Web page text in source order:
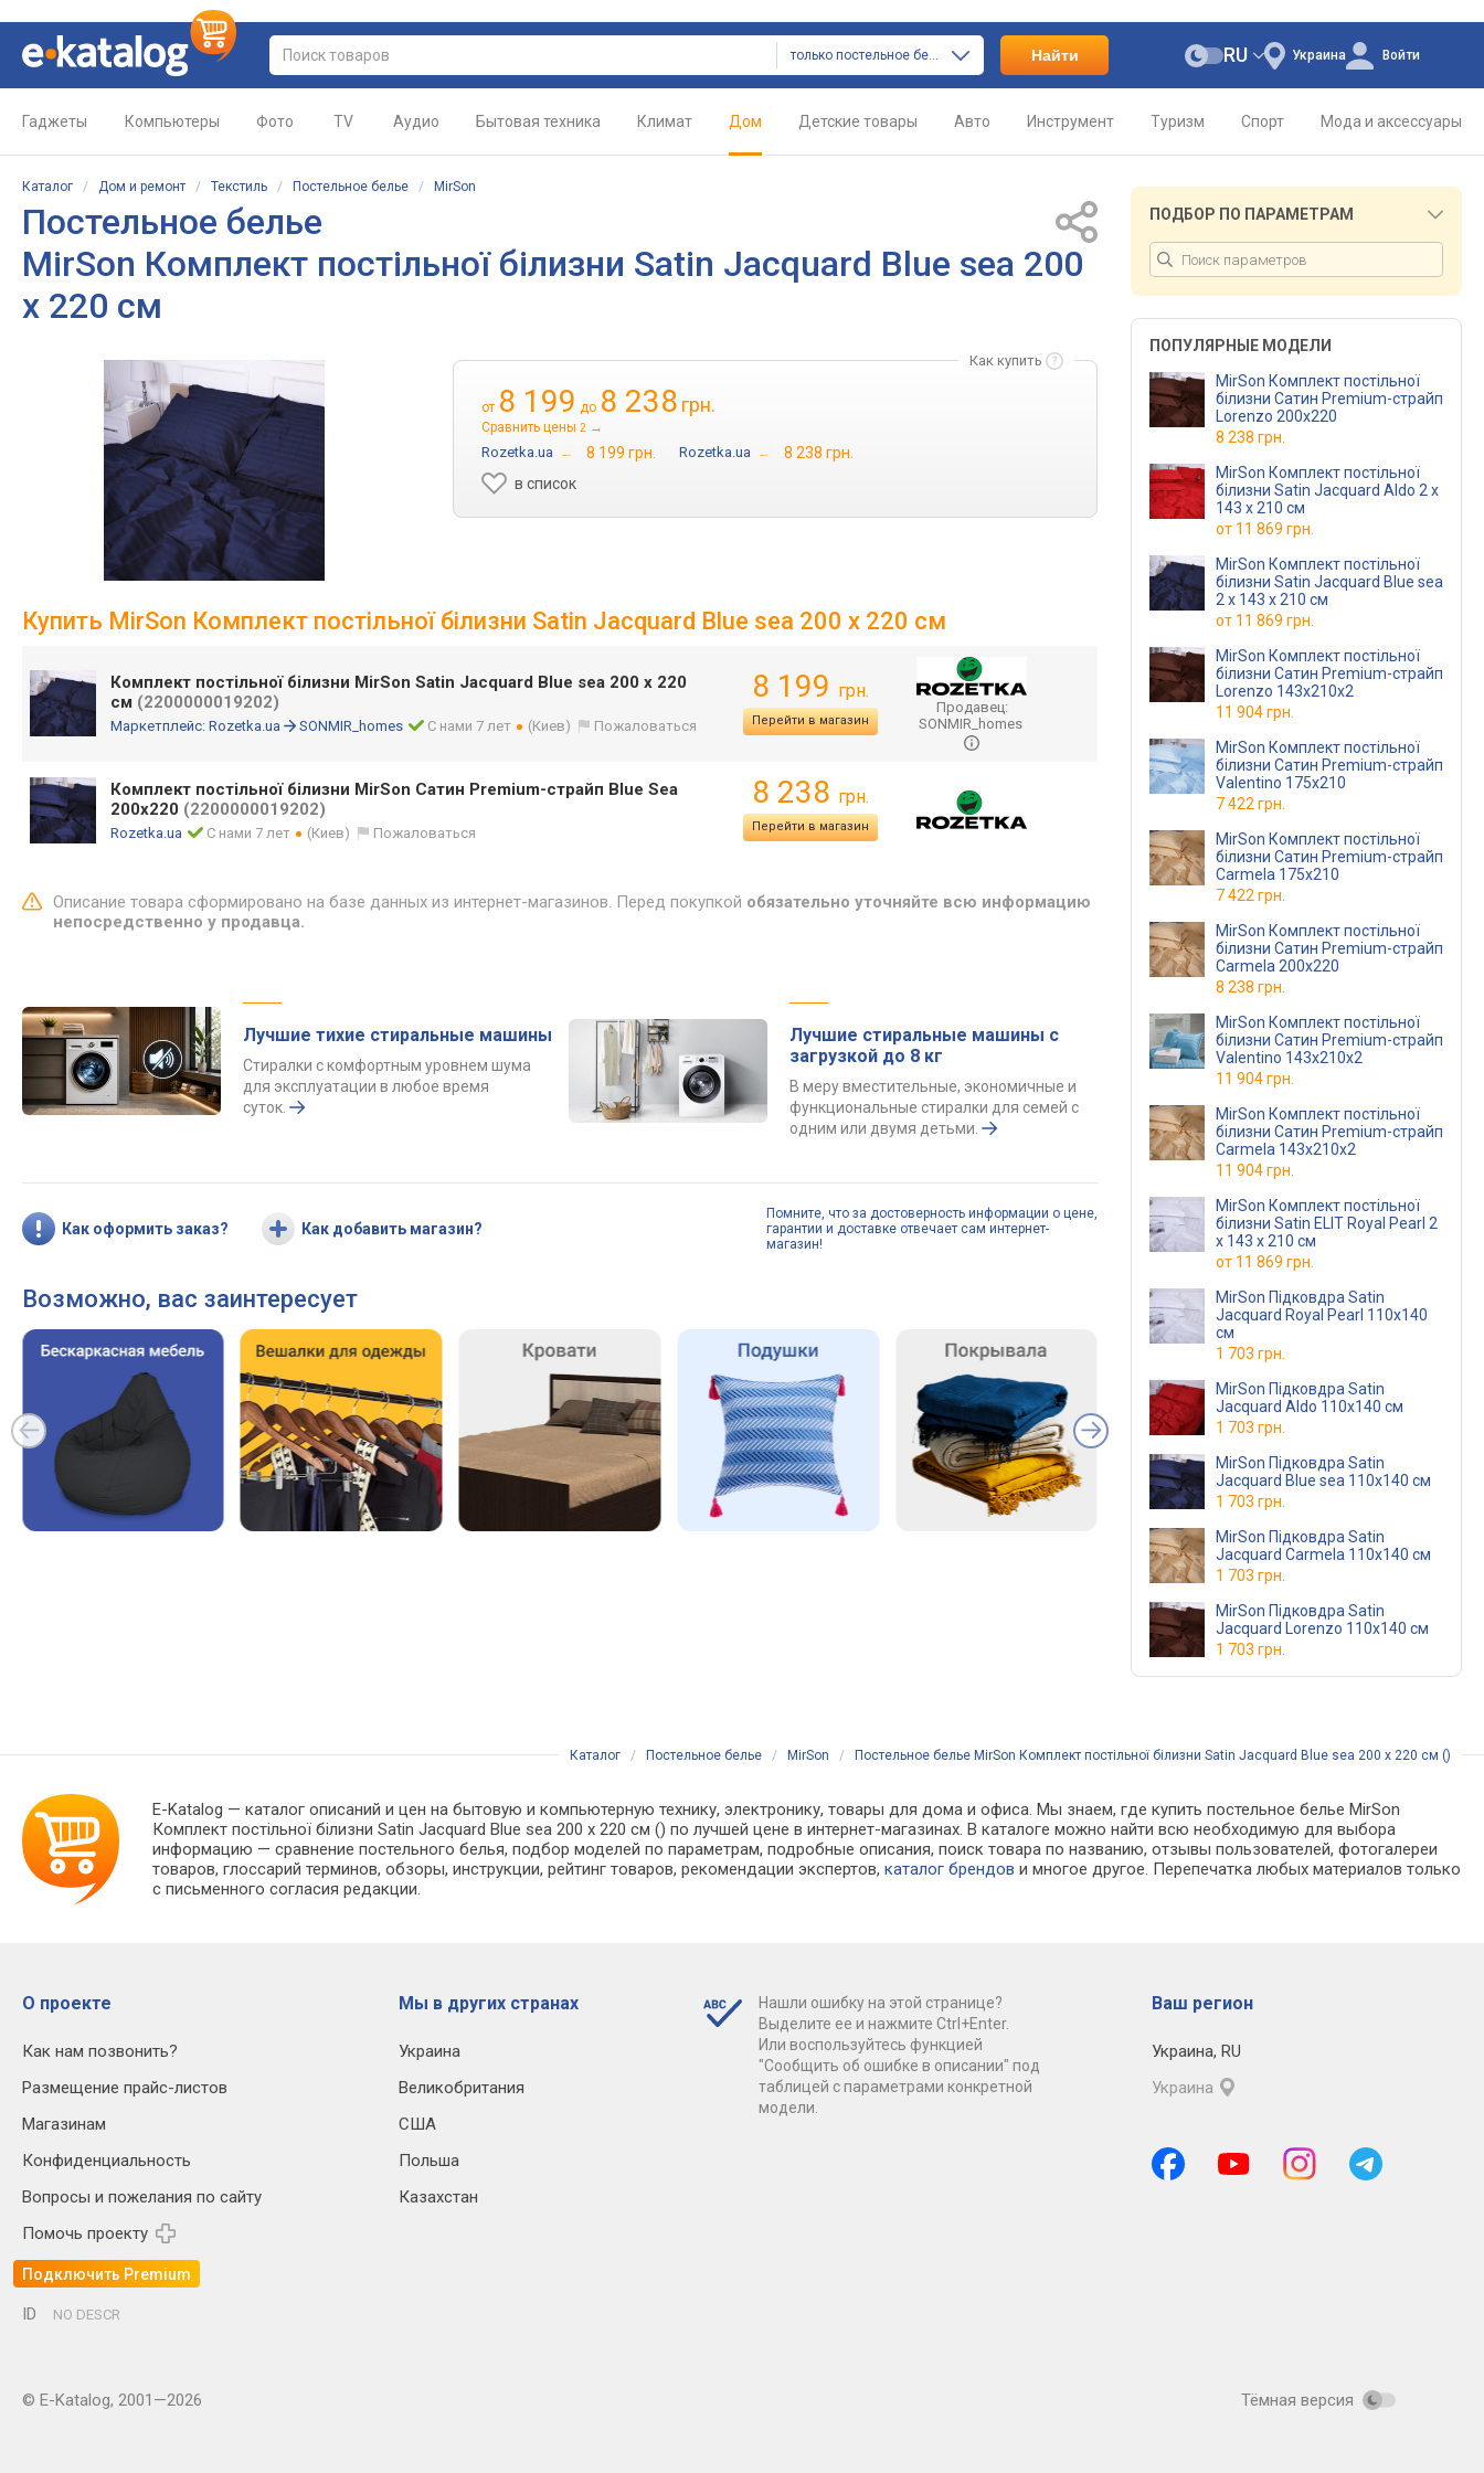
только постельное белье Найти Украина
RU Войти
Гаджеты Компьютеры Фото TV Аудио Бытовая техника Климат Дом Детские товары Авто Инструмент Туризм Спорт Мода и аксессуары
Каталог / Дом и ремонт / Текстиль / Постельное белье / MirSon
Постельное белье
MirSon Комплект постільної білизни Satin Jacquard Blue sea 200
x 220 см
Как купить
от 8 199 до 8 238 грн.
Сравнить цены 2 →
Rozetka.ua → 8 199 грн. Rozetka.ua →
8 238 грн.
в список
Купить MirSon Комплект постільної білизни Satin Jacquard Blue sea 200 x 220 см
Комплект постільної білизни MirSon Satin Jacquard Blue sea 200 x 220
см (2200000019202)
Маркетплейс: Rozetka.ua SONMIR_homes С нами 7 лет (Киев) Пожаловаться
8 199 грн.
Перейти в магазин
Продавец:
SONMIR_homes
Комплект постільної білизни MirSon Сатин Premium-страйп Blue Sea
200х220 (2200000019202)
Rozetka.ua С нами 7 лет (Киев) Пожаловаться
8 238 грн.
Перейти в магазин
Описание товара сформировано на базе данных из интернет-магазинов. Перед покупкой обязательно уточняйте всю информацию
непосредственно у продавца.
Лучшие тихие стиральные машины
Стиралки с комфортным уровнем шума
для эксплуатации в любое время
суток.
Лучшие стиральные машины с
загрузкой до 8 кг
В меру вместительные, экономичные и
функциональные стиралки для семей с
одним или двумя детьми.
Как оформить заказ? Как добавить магазин?
Помните, что за достоверность информации о цене,
гарантии и доставке отвечает сам интернет-
магазин!
Возможно, вас заинтересует
ПОДБОР ПО ПАРАМЕТРАМ
ПОПУЛЯРНЫЕ МОДЕЛИ
MirSon Комплект постільної
білизни Сатин Premium-страйп
Lorenzo 200х220
8 238 грн.
MirSon Комплект постільної
білизни Satin Jacquard Aldo 2 x
143 x 210 см
от 11 869 грн.
MirSon Комплект постільної
білизни Satin Jacquard Blue sea
2 x 143 x 210 см
от 11 869 грн.
MirSon Комплект постільної
білизни Сатин Premium-страйп
Lorenzo 143х210х2
11 904 грн.
MirSon Комплект постільної
білизни Сатин Premium-страйп
Valentino 175х210
7 422 грн.
MirSon Комплект постільної
білизни Сатин Premium-страйп
Carmela 175х210
7 422 грн.
MirSon Комплект постільної
білизни Сатин Premium-страйп
Carmela 200х220
8 238 грн.
MirSon Комплект постільної
білизни Сатин Premium-страйп
Valentino 143х210х2
11 904 грн.
MirSon Комплект постільної
білизни Сатин Premium-страйп
Carmela 143х210х2
11 904 грн.
MirSon Комплект постільної
білизни Satin ELIT Royal Pearl 2
x 143 x 210 см
от 11 869 грн.
MirSon Підковдра Satin
Jacquard Royal Pearl 110х140
см
1 703 грн.
MirSon Підковдра Satin
Jacquard Aldo 110х140 см
1 703 грн.
MirSon Підковдра Satin
Jacquard Blue sea 110х140 см
1 703 грн.
MirSon Підковдра Satin
Jacquard Carmela 110х140 см
1 703 грн.
MirSon Підковдра Satin
Jacquard Lorenzo 110х140 см
1 703 грн.
Каталог / Постельное белье / MirSon / Постельное белье MirSon Комплект постільної білизни Satin Jacquard Blue sea 200 x 220 см ()
E-Katalog — каталог описаний и цен на бытовую и компьютерную технику, электронику, товары для дома и офиса. Мы знаем, где купить постельное белье MirSon
Комплект постільної білизни Satin Jacquard Blue sea 200 x 220 см () по лучшей цене в интернет-магазинах. В каталоге можно найти всю необходимую для выбора
информацию — сравнение постельного белья, подбор моделей по параметрам, подробные описания, поиск товара по названию, отзывы пользователей, фотогалереи
товаров, глоссарий терминов, обзоры, инструкции, рейтинг товаров, рекомендации экспертов,каталог брендов и многое другое. Перепечатка любых материалов только
с письменного согласия редакции.
О проекте
Как нам позвонить?
Размещение прайс-листов
Магазинам
Конфиденциальность
Вопросы и пожелания по сайту
Помочь проекту
Подключить Premium
Мы в других странах
Украина
Великобритания
США
Польша
Казахстан
Нашли ошибку на этой странице?
Выделите ее и нажмите Ctrl+Enter.
Или воспользуйтесь функцией
"Сообщить об ошибке в описании" под
таблицей с параметрами конкретной
модели.
Ваш регион
Украина, RU
Украина
ID NO DESCR
© E-Katalog, 2001—2026 Тёмная версия